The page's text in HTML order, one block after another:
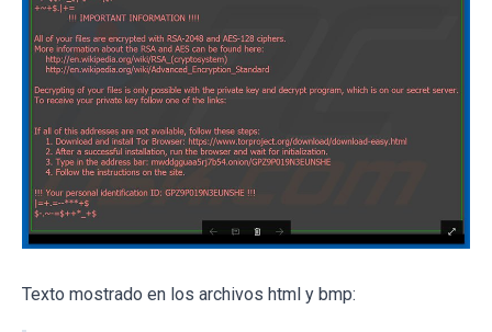
Texto mostrado en los archivos html y bmp: